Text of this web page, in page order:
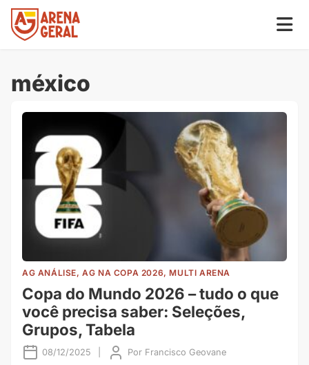
méxico
AG ANÁLISE, AG NA COPA 2026, MULTI ARENA
Copa do Mundo 2026 – tudo o que
você precisa saber: Seleções,
Grupos, Tabela
08/12/2025 Por Francisco Geovane